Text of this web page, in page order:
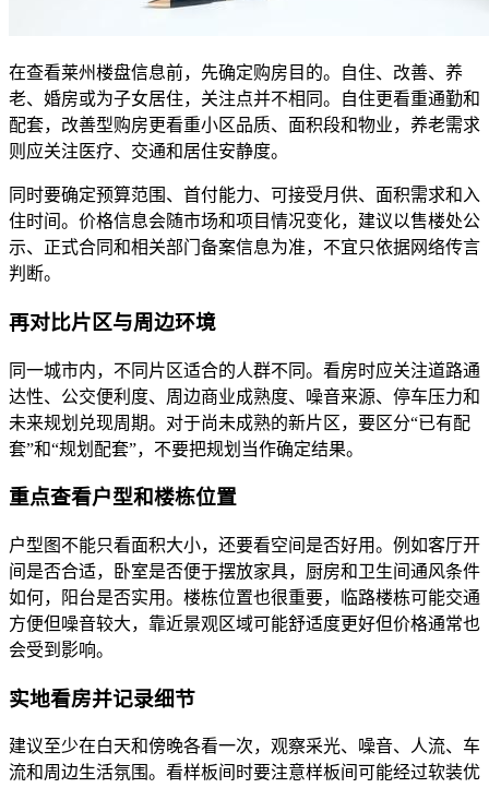
在查看莱州楼盘信息前，先确定购房目的。自住、改善、养
老、婚房或为子女居住，关注点并不相同。自住更看重通勤和
配套，改善型购房更看重小区品质、面积段和物业，养老需求
则应关注医疗、交通和居住安静度。
同时要确定预算范围、首付能力、可接受月供、面积需求和入
住时间。价格信息会随市场和项目情况变化，建议以售楼处公
示、正式合同和相关部门备案信息为准，不宜只依据网络传言
判断。
再对比片区与周边环境
同一城市内，不同片区适合的人群不同。看房时应关注道路通
达性、公交便利度、周边商业成熟度、噪音来源、停车压力和
未来规划兑现周期。对于尚未成熟的新片区，要区分“已有配
套”和“规划配套”，不要把规划当作确定结果。
重点查看户型和楼栋位置
户型图不能只看面积大小，还要看空间是否好用。例如客厅开
间是否合适，卧室是否便于摆放家具，厨房和卫生间通风条件
如何，阳台是否实用。楼栋位置也很重要，临路楼栋可能交通
方便但噪音较大，靠近景观区域可能舒适度更好但价格通常也
会受到影响。
实地看房并记录细节
建议至少在白天和傍晚各看一次，观察采光、噪音、人流、车
流和周边生活氛围。看样板间时要注意样板间可能经过软装优